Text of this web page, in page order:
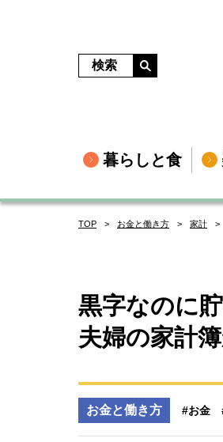
暮らしと食
TOP お金と働き方 家計
黒字なのに
夫婦の家計
お金と働き方 #お金